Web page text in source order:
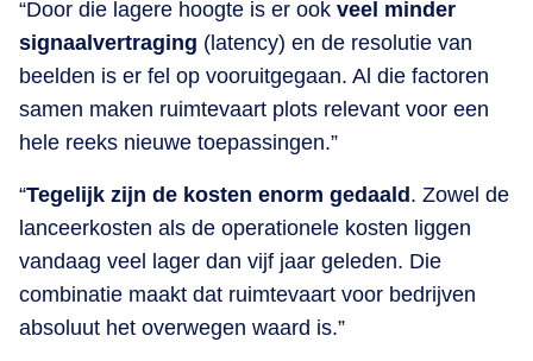
“Door die lagere hoogte is er ook veel minder
signaalvertraging (latency) en de resolutie van
beelden is er fel op vooruitgegaan. Al die factoren
samen maken ruimtevaart plots relevant voor een
hele reeks nieuwe toepassingen.”
“Tegelijk zijn de kosten enorm gedaald . Zowel de
lanceerkosten als de operationele kosten liggen
vandaag veel lager dan vijf jaar geleden. Die
combinatie maakt dat ruimtevaart voor bedrijven
absoluut het overwegen waard is.”